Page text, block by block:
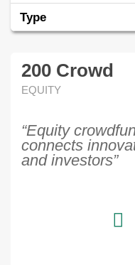
Type
200 Crowd
EQUITY
“Equity
connects
and investors”